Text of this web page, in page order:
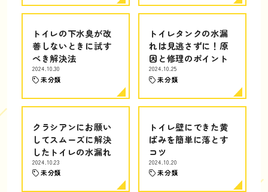
トイレの下水臭が改
善しないときに試す
べき解決法
2024.10.30
未分類
トイレタンクの水漏
れは見逃さずに！原
因と修理のポイント
2024.10.25
未分類
クラシアンにお願い
してスムーズに解決
したトイレの水漏れ
2024.10.23
未分類
トイレ壁にできた黄
ばみを簡単に落とす
コツ
2024.10.20
未分類